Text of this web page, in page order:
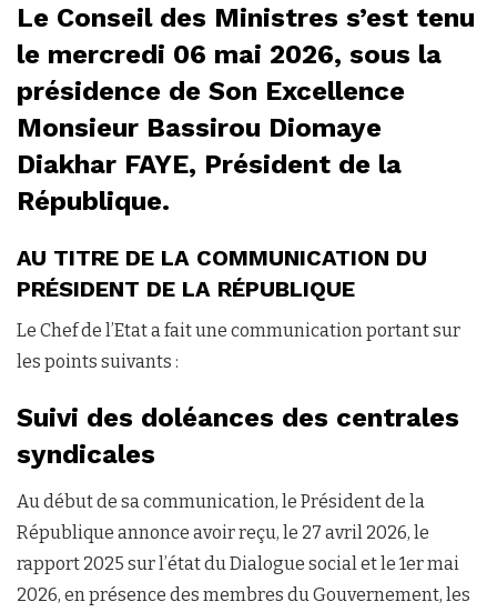
Le Conseil des Ministres s’est tenu
le mercredi 06 mai 2026, sous la
présidence de Son Excellence
Monsieur Bassirou Diomaye
Diakhar FAYE, Président de la
République.
AU TITRE DE LA COMMUNICATION DU
PRÉSIDENT DE LA RÉPUBLIQUE
Le Chef de l’Etat a fait une communication portant sur
les points suivants :
Suivi des doléances des centrales
syndicales
Au début de sa communication, le Président de la
République annonce avoir reçu, le 27 avril 2026, le
rapport 2025 sur l’état du Dialogue social et le 1er mai
2026, en présence des membres du Gouvernement, les